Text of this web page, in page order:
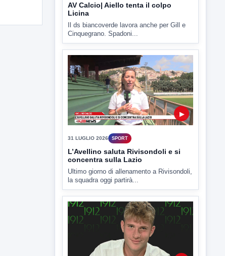
AV Calcio| Aiello tenta il colpo
Licina
Il ds biancoverde lavora anche per Gill e
Cinquegrano. Spadoni...
▶
31 LUGLIO 2026 SPORT
L’Avellino saluta Rivisondoli e si
concentra sulla Lazio
Ultimo giorno di allenamento a Rivisondoli,
la squadra oggi partirà...